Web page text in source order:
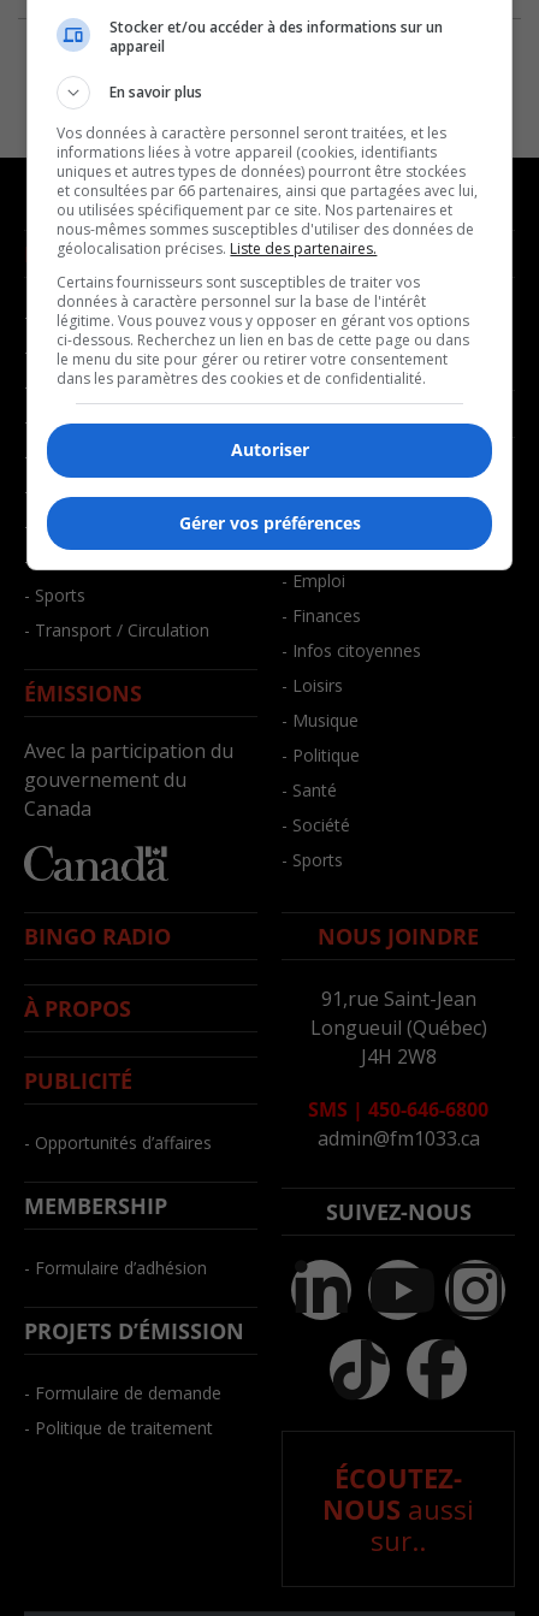
NOUVELLES
- Affaires municipales
- Communauté / Social
- Culture
- Économie
- Éducation
- Environnement
- Faits divers
- Santé et bien-être
- Sports
- Transport / Circulation
ÉMISSIONS
Avec la participation du
gouvernement du
Canada
MUSIQUE
- Décompte franco
- Joué récemment
BALADOS
- Affaires
- Art de vivre
- Bien-être
- Emploi
- Finances
- Infos citoyennes
- Loisirs
- Musique
- Politique
- Santé
- Société
- Sports
BINGO RADIO
À PROPOS
PUBLICITÉ
- Opportunités d’affaires
MEMBERSHIP
- Formulaire d’adhésion
PROJETS D’ÉMISSION
- Formulaire de demande
- Politique de traitement
NOUS JOINDRE
91,rue Saint-Jean
Longueuil (Québec)
J4H 2W8
SMS | 450-646-6800
admin@fm1033.ca
SUIVEZ-NOUS
ÉCOUTEZ-
NOUS aussi
sur..
Stocker et/ou accéder à des informations sur un
appareil
En savoir plus
Vos données à caractère personnel seront traitées, et les
informations liées à votre appareil (cookies, identifiants
uniques et autres types de données) pourront être stockées
et consultées par 66 partenaires, ainsi que partagées avec lui,
ou utilisées spécifiquement par ce site. Nos partenaires et
nous-mêmes sommes susceptibles d'utiliser des données de
géolocalisation précises. Liste des partenaires.
Certains fournisseurs sont susceptibles de traiter vos
données à caractère personnel sur la base de l'intérêt
légitime. Vous pouvez vous y opposer en gérant vos options
ci-dessous. Recherchez un lien en bas de cette page ou dans
le menu du site pour gérer ou retirer votre consentement
dans les paramètres des cookies et de confidentialité.
Autoriser
Gérer vos préférences